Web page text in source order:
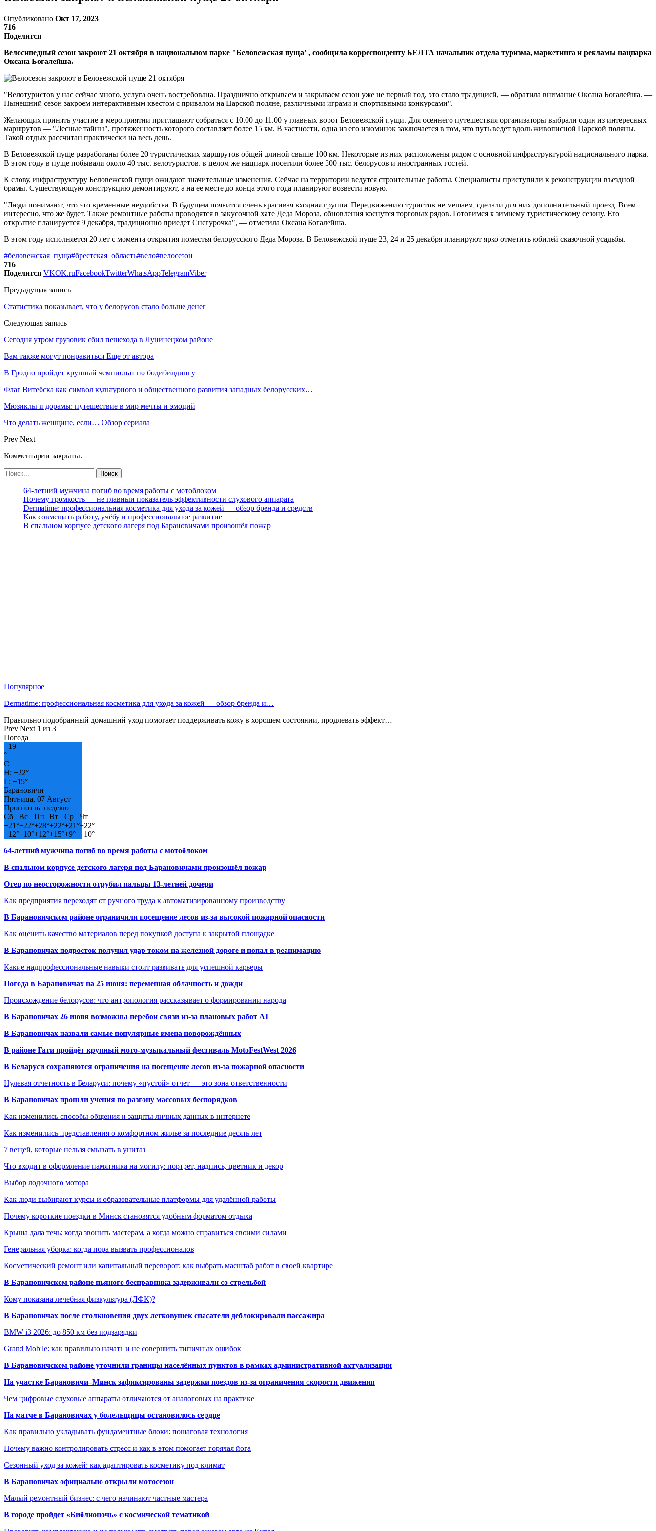
Опубликовано Окт 17, 2023
716
Поделится
Велосипедный сезон закроют 21 октября в национальном парке "Беловежская пуща", сообщила корреспонденту БЕЛТА начальник отдела туризма, маркетинга и рекламы нацпарка
Оксана Богалейша.
"Велотуристов у нас сейчас много, услуга очень востребована. Празднично открываем и закрываем сезон уже не первый год, это стало традицией, — обратила внимание Оксана Богалейша. —
Нынешний сезон закроем интерактивным квестом с привалом на Царской поляне, различными играми и спортивными конкурсами".
Желающих принять участие в мероприятии приглашают собраться с 10.00 до 11.00 у главных ворот Беловежской пущи. Для осеннего путешествия организаторы выбрали один из интересных
маршрутов — "Лесные тайны", протяженность которого составляет более 15 км. В частности, одна из его изюминок заключается в том, что путь ведет вдоль живописной Царской поляны.
Такой отдых рассчитан практически на весь день.
В Беловежской пуще разработаны более 20 туристических маршрутов общей длиной свыше 100 км. Некоторые из них расположены рядом с основной инфраструктурой национального парка.
В этом году в пуще побывали около 40 тыс. велотуристов, в целом же нацпарк посетили более 300 тыс. белорусов и иностранных гостей.
К слову, инфраструктуру Беловежской пущи ожидают значительные изменения. Сейчас на территории ведутся строительные работы. Специалисты приступили к реконструкции въездной
брамы. Существующую конструкцию демонтируют, а на ее месте до конца этого года планируют возвести новую.
"Люди понимают, что это временные неудобства. В будущем появится очень красивая входная группа. Передвижению туристов не мешаем, сделали для них дополнительный проезд. Всем
интересно, что же будет. Также ремонтные работы проводятся в закусочной хате Деда Мороза, обновления коснутся торговых рядов. Готовимся к зимнему туристическому сезону. Его
открытие планируется 9 декабря, традиционно приедет Снегурочка", — отметила Оксана Богалейша.
В этом году исполняется 20 лет с момента открытия поместья белорусского Деда Мороза. В Беловежской пуще 23, 24 и 25 декабря планируют ярко отметить юбилей сказочной усадьбы.
#беловежская_пуща#брестская_область#вело#велосезон
716
Поделится VKOK.ruFacebookTwitterWhatsAppTelegramViber
Предыдущая запись
Статистика показывает, что у белорусов стало больше денег
Следующая запись
Сегодня утром грузовик сбил пешехода в Лунинецком районе
Вам также могут понравиться Еще от автора
В Гродно пройдет крупный чемпионат по бодибилдингу
Флаг Витебска как символ культурного и общественного развития западных белорусских…
Мюзиклы и дорамы: путешествие в мир мечты и эмоций
Что делать женщине, если… Обзор сериала
Prev Next
Комментарии закрыты.
64-летний мужчина погиб во время работы с мотоблоком
Почему громкость — не главный показатель эффективности слухового аппарата
Dermatime: профессиональная косметика для ухода за кожей — обзор бренда и средств
Как совмещать работу, учёбу и профессиональное развитие
В спальном корпусе детского лагеря под Барановичами произошёл пожар
Популярное
Dermatime: профессиональная косметика для ухода за кожей — обзор бренда и…
Правильно подобранный домашний уход помогает поддерживать кожу в хорошем состоянии, продлевать эффект…
Prev Next 1 из 3
Погода
+19
°
C
H: +22°
L: +15°
Барановичи
Пятница, 07 Август
Прогноз на неделю
Сб
Вс Пн Вт Ср
Чт
+21°+22°+28°+22°+21°+22°
+12°+10°+12°+15°+9° +10°
64-летний мужчина погиб во время работы с мотоблоком
В спальном корпусе детского лагеря под Барановичами произошёл пожар
Отец по неосторожности отрубил пальцы 13-летней дочери
Как предприятия переходят от ручного труда к автоматизированному производству
В Барановичском районе ограничили посещение лесов из-за высокой пожарной опасности
Как оценить качество материалов перед покупкой доступа к закрытой площадке
В Барановичах подросток получил удар током на железной дороге и попал в реанимацию
Какие надпрофессиональные навыки стоит развивать для успешной карьеры
Погода в Барановичах на 25 июня: переменная облачность и дожди
Происхождение белорусов: что антропология рассказывает о формировании народа
В Барановичах 26 июня возможны перебои связи из-за плановых работ A1
В Барановичах назвали самые популярные имена новорождённых
В районе Гати пройдёт крупный мото-музыкальный фестиваль MotoFestWest 2026
В Беларуси сохраняются ограничения на посещение лесов из-за пожарной опасности
Нулевая отчетность в Беларуси: почему «пустой» отчет — это зона ответственности
В Барановичах прошли учения по разгону массовых беспорядков
Как изменились способы общения и защиты личных данных в интернете
Как изменились представления о комфортном жилье за последние десять лет
7 вещей, которые нельзя смывать в унитаз
Что входит в оформление памятника на могилу: портрет, надпись, цветник и декор
Выбор лодочного мотора
Как люди выбирают курсы и образовательные платформы для удалённой работы
Почему короткие поездки в Минск становятся удобным форматом отдыха
Крыша дала течь: когда звонить мастерам, а когда можно справиться своими силами
Генеральная уборка: когда пора вызвать профессионалов
Косметический ремонт или капитальный переворот: как выбрать масштаб работ в своей квартире
В Барановичском районе пьяного бесправника задерживали со стрельбой
Кому показана лечебная физкультура (ЛФК)?
В Барановичах после столкновения двух легковушек спасатели деблокировали пассажира
BMW i3 2026: до 850 км без подзарядки
Grand Mobile: как правильно начать и не совершить типичных ошибок
В Барановичском районе уточнили границы населённых пунктов в рамках административной актуализации
На участке Барановичи–Минск зафиксированы задержки поездов из-за ограничения скорости движения
Чем цифровые слуховые аппараты отличаются от аналоговых на практике
На матче в Барановичах у болельщицы остановилось сердце
Как правильно укладывать фундаментные блоки: пошаговая технология
Почему важно контролировать стресс и как в этом помогает горячая йога
Сезонный уход за кожей: как адаптировать косметику под климат
В Барановичах официально открыли мотосезон
Малый ремонтный бизнес: с чего начинают частные мастера
В городе пройдет «Библионочь» с космической тематикой